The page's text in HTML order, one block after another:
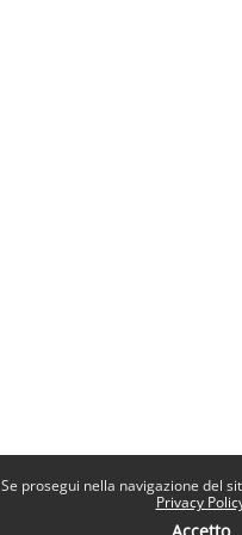
Se prosegui nella navigazione del
Privacy